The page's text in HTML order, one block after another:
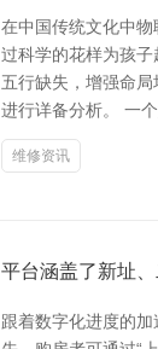
在中国传统文化中
过科学的花样为孩
五行缺失，增强命
进行详备分析。 一
维修资讯
平台涵盖了新址
跟着数字化进度的